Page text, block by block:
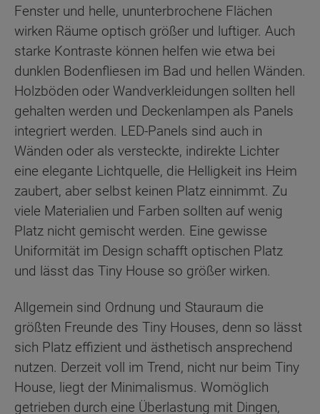
Fenster und helle, ununterbrochene Flächen
wirken Räume optisch größer und luftiger. Auch
starke Kontraste können helfen wie etwa bei
dunklen Bodenfliesen im Bad und hellen Wänden.
Holzböden oder Wandverkleidungen sollten hell
gehalten werden und Deckenlampen als Panels
integriert werden. LED-Panels sind auch in
Wänden oder als versteckte, indirekte Lichter
eine elegante Lichtquelle, die Helligkeit ins Heim
zaubert, aber selbst keinen Platz einnimmt. Zu
viele Materialien und Farben sollten auf wenig
Platz nicht gemischt werden. Eine gewisse
Uniformität im Design schafft optischen Platz
und lässt das Tiny House so größer wirken.
Allgemein sind Ordnung und Stauraum die
größten Freunde des Tiny Houses, denn so lässt
sich Platz effizient und ästhetisch ansprechend
nutzen. Derzeit voll im Trend, nicht nur beim Tiny
House, liegt der Minimalismus. Womöglich
getrieben durch eine Überlastung mit Dingen,